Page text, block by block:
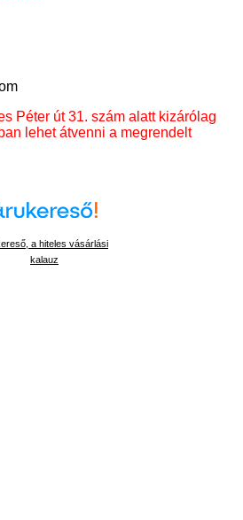
Péter út 31. szám alatt kizárólag
lehet átvenni a megrendelt
a hiteles vásárlási
kalauz